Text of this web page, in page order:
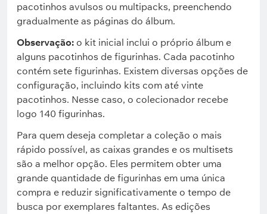
pacotinhos avulsos ou multipacks, preenchendo
gradualmente as páginas do álbum.
Observação: o kit inicial inclui o próprio álbum e
alguns pacotinhos de figurinhas. Cada pacotinho
contém sete figurinhas. Existem diversas opções de
configuração, incluindo kits com até vinte
pacotinhos. Nesse caso, o colecionador recebe
logo 140 figurinhas.
Para quem deseja completar a coleção o mais
rápido possível, as caixas grandes e os multisets
são a melhor opção. Eles permitem obter uma
grande quantidade de figurinhas em uma única
compra e reduzir significativamente o tempo de
busca por exemplares faltantes. As edições